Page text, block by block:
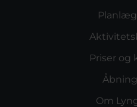
Priser og
Om